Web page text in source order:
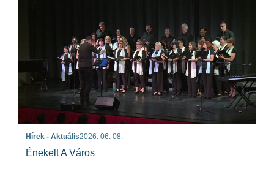
Hírek - Aktuális2026. 06. 08.
Énekelt A Város